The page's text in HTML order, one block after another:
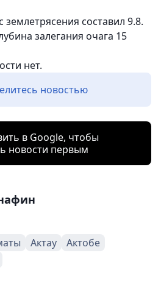
землетрясения составил 9.8.
залегания очага 15
нет.
новостью
в Google, чтобы
новости первым
Актау
Актобе